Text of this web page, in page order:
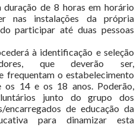
de 8 horas em horário
nas instalações da própria
participar até duas pessoas
à identificação e seleção
que deverão ser,
frequentam o estabelecimento
os 14 e os 18 anos. Poderão,
junto do grupo dos
de educação da
para dinamizar esta